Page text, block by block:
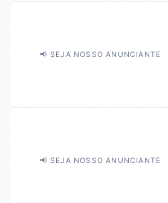
📢 SEJA NOSSO ANUNCIANTE
📢 SEJA NOSSO ANUNCIANTE